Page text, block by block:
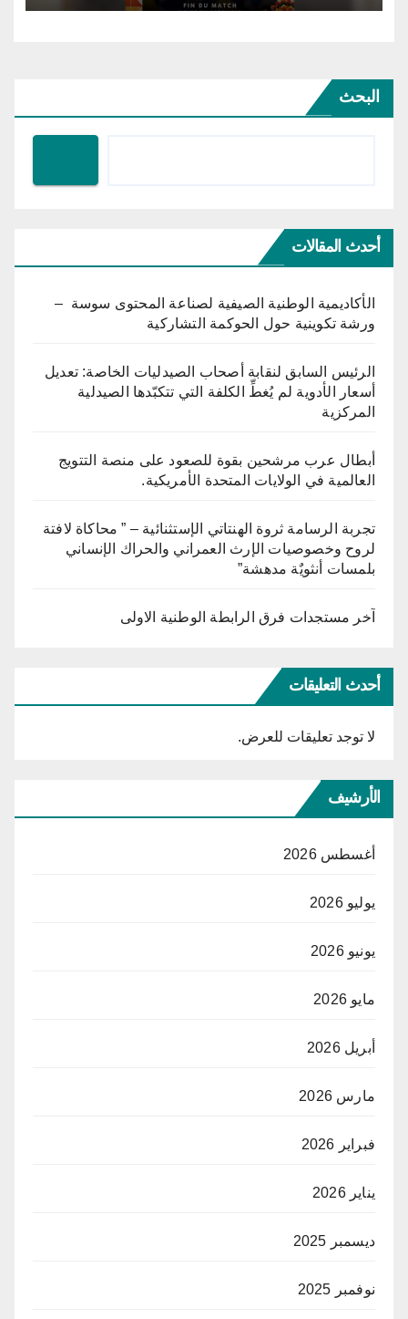
البحث
أحدث المقالات
الأكاديمية الوطنية الصيفية لصناعة المحتوى سوسة –
ورشة تكوينية حول الحوكمة التشاركية
الرئيس السابق لنقابة أصحاب الصيدليات الخاصة: تعديل
أسعار الأدوية لم يُغطِّ الكلفة التي تتكبّدها الصيدلية
المركزية
أبطال عرب مرشحين بقوة للصعود على منصة التتويج
العالمية في الولايات المتحدة الأمريكية.
تجربة الرسامة ثروة الهنتاتي الإستثنائية – ” محاكاة لافتة
لروح وخصوصيات الإرث العمراني والحراك الإنساني
بلمسات أنثويٌة مدهشة”
آخر مستجدات فرق الرابطة الوطنية الاولى
أحدث التعليقات
لا توجد تعليقات للعرض.
الأرشيف
أغسطس 2026
يوليو 2026
يونيو 2026
مايو 2026
أبريل 2026
مارس 2026
فبراير 2026
يناير 2026
ديسمبر 2025
نوفمبر 2025